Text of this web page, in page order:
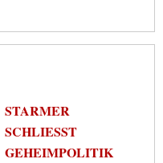
STARMER
SCHLIESST G
EHEIMPOLITIK N